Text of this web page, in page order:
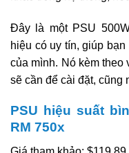
Đây là một PSU
hiệu có uy tín, giúp
của mình. Nó kèm
sẽ cần để cài đặt, cũng
PSU hiệu suất
RM 750x